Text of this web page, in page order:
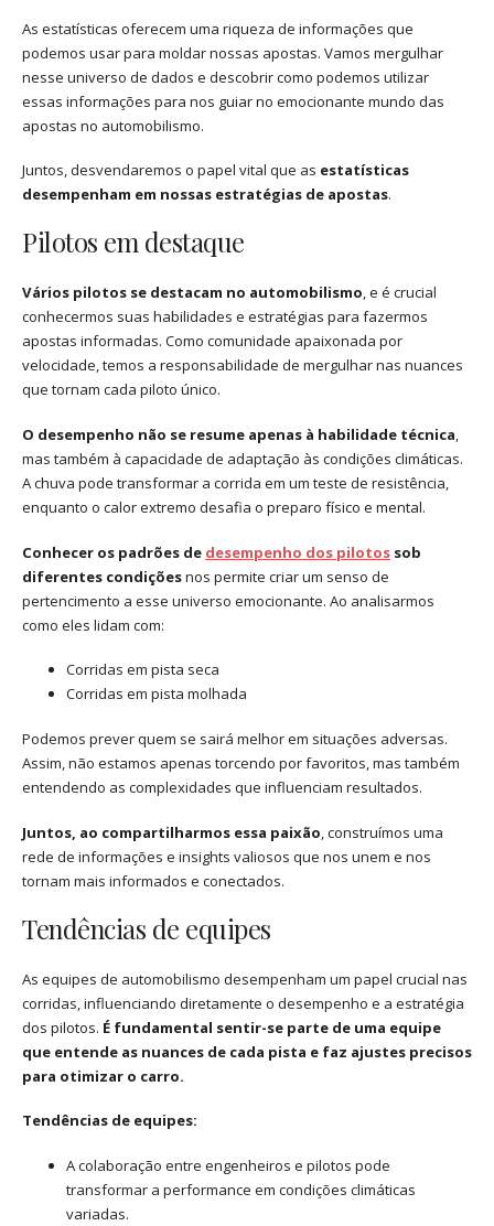
As estatísticas oferecem uma riqueza de informações que
podemos usar para moldar nossas apostas. Vamos mergulhar
nesse universo de dados e descobrir como podemos utilizar
essas informações para nos guiar no emocionante mundo das
apostas no automobilismo.
Juntos, desvendaremos o papel vital que as estatísticas
desempenham em nossas estratégias de apostas.
Pilotos em destaque
Vários pilotos se destacam no automobilismo, e é crucial
conhecermos suas habilidades e estratégias para fazermos
apostas informadas. Como comunidade apaixonada por
velocidade, temos a responsabilidade de mergulhar nas nuances
que tornam cada piloto único.
O desempenho não se resume apenas à habilidade técnica,
mas também à capacidade de adaptação às condições climáticas.
A chuva pode transformar a corrida em um teste de resistência,
enquanto o calor extremo desafia o preparo físico e mental.
Conhecer os padrões de desempenho dos pilotos sob
diferentes condiçõesnos permite criar um senso de
pertencimento a esse universo emocionante. Ao analisarmos
como eles lidam com:
Corridas em pista seca
Corridas em pista molhada
Podemos prever quem se sairá melhor em situações adversas.
Assim, não estamos apenas torcendo por favoritos, mas também
entendendo as complexidades que influenciam resultados.
Juntos, ao compartilharmos essa paixão, construímos uma
rede de informações e insights valiosos que nos unem e nos
tornam mais informados e conectados.
Tendências de equipes
As equipes de automobilismo desempenham um papel crucial nas
corridas, influenciando diretamente o desempenho e a estratégia
dos pilotos. É fundamental sentir-se parte de uma equipe
que entende as nuances de cada pista e faz ajustes precisos
para otimizar o carro.
Tendências de equipes:
A colaboração entre engenheiros e pilotos pode
transformar a performance em condições climáticas
variadas.